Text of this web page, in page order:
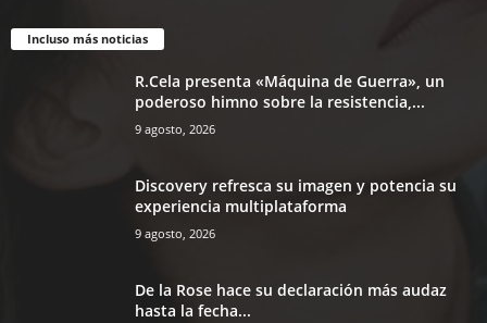
Incluso más noticias
R.Cela presenta «Máquina de Guerra», un
poderoso himno sobre la resistencia,...
9 agosto, 2026
Discovery refresca su imagen y potencia su
experiencia multiplataforma
9 agosto, 2026
De la Rose hace su declaración más audaz
hasta la fecha...